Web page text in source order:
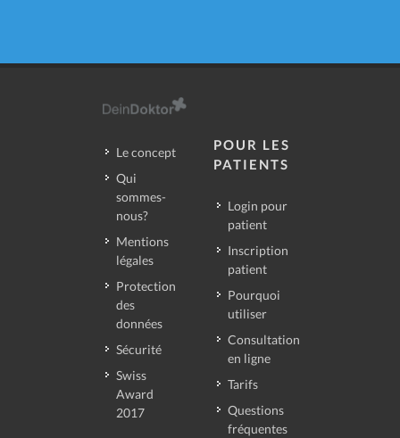
Le concept
Qui
sommes-
nous?
Mentions
légales
Protection
des
données
Sécurité
Swiss
Award
2017
POUR LES
PATIENTS
Login pour
patient
Inscription
patient
Pourquoi
utiliser
Consultation
en ligne
Tarifs
Questions
fréquentes